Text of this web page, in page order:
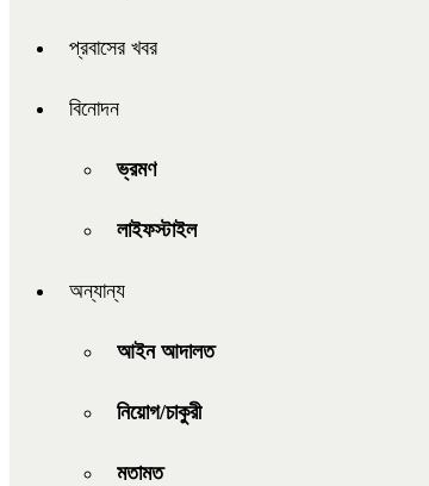
প্রবাসের খবর
বিনোদন
ভ্রমণ
লাইফস্টাইল
অন্যান্য
আইন আদালত
নিয়োগ/চাকুরী
মতামত